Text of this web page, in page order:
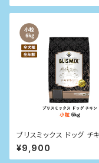
ブリスミックス ドッグ チ
粒 6kg
¥9,900